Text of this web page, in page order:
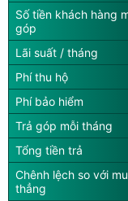
Số tiền khách hàng
góp
Lãi suất / tháng
Phí thu hộ
Phí bảo hiểm
Trả góp mỗi tháng
Tổng tiền trả
Chênh lệch so với
thẳng